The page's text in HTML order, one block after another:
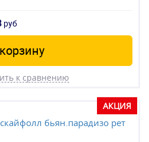
руб
к сравнению
АКЦИЯ
бьян.парадизо рет